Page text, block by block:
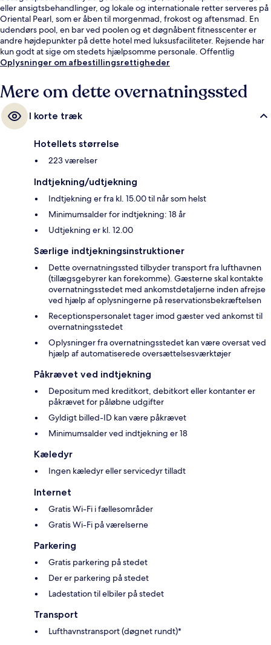
eller ansigtsbehandlinger, og lokale og internationale retter serveres på
Oriental Pearl, som er åben til morgenmad, frokost og aftensmad. En
udendørs pool, en bar ved poolen og et døgnåbent fitnesscenter er
andre højdepunkter på dette hotel med luksusfaciliteter. Rejsende har
kun godt at sige om stedets hjælpsomme personale. Offentlig
transport ligger kun en kort gåtur væk: Tan Cang Metrostation ligger 8
Oplysninger om afbestillingsrettigheder
Mere om dette overnatningssted
I korte træk
Hotellets størrelse
223 værelser
Indtjekning/udtjekning
Indtjekning er fra kl. 15.00 til når som helst
Minimumsalder for indtjekning: 18 år
Udtjekning er kl. 12.00
Særlige indtjekningsinstruktioner
Dette overnatningssted tilbyder transport fra lufthavnen
(tillægsgebyrer kan forekomme). Gæsterne skal kontakte
overnatningsstedet med ankomstdetaljerne inden afrejse
ved hjælp af oplysningerne på reservationsbekræftelsen
Receptionspersonalet tager imod gæster ved ankomst til
overnatningsstedet
Oplysninger fra overnatningsstedet kan være oversat ved
hjælp af automatiserede oversættelsesværktøjer
Påkrævet ved indtjekning
Depositum med kreditkort, debitkort eller kontanter er
påkrævet for påløbne udgifter
Gyldigt billed-ID kan være påkrævet
Minimumsalder ved indtjekning er 18
Kæledyr
Ingen kæledyr eller servicedyr tilladt
Internet
Gratis Wi-Fi i fællesområder
Gratis Wi-Fi på værelserne
Parkering
Gratis parkering på stedet
Der er parkering på stedet
Ladestation til elbiler på stedet
Transport
Lufthavnstransport (døgnet rundt)*